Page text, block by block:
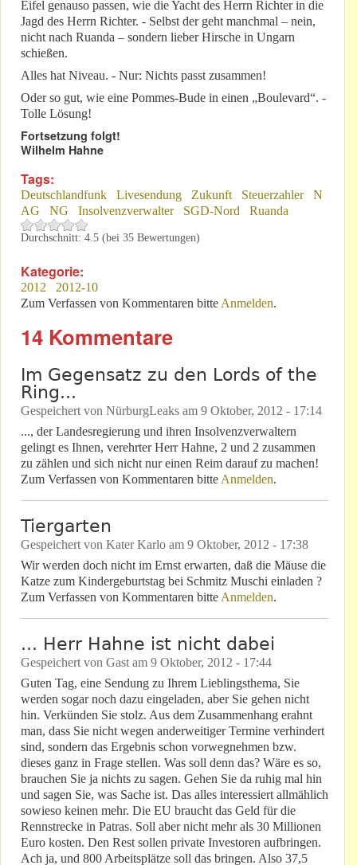
Eifel genauso passen, wie die Yacht des Herrn Richter in die
Jagd des Herrn Richter. - Selbst der geht manchmal – nein,
nicht nach Ruanda – sondern lieber Hirsche in Ungarn
schießen.
Alles hat Niveau. - Nur: Nichts passt zusammen!
Oder so gut, wie eine Pommes-Bude in einen „Boulevard“. -
Tolle Lösung!
Fortsetzung folgt!
Wilhelm Hahne
Tags:
Deutschlandfunk Livesendung Zukunft Steuerzahler
N
AG
NG Insolvenzverwalter SGD-Nord Ruanda
Durchschnitt: 4.5 (bei 35 Bewertungen)
Kategorie:
2012
2012-10
Zum Verfassen von Kommentaren bitte Anmelden.
14 Kommentare
Im Gegensatz zu den Lords of the
Ring...
Gespeichert von NürburgLeaks am 9 Oktober, 2012 - 17:14
..., der Landesregierung und ihren Insolvenzverwaltern
gelingt es Ihnen, verehrter Herr Hahne, 2 und 2 zusammen
zu zählen und sich nicht nur einen Reim darauf zu machen!
Zum Verfassen von Kommentaren bitte Anmelden.
Tiergarten
Gespeichert von Kater Karlo am 9 Oktober, 2012 - 17:38
Wir werden doch nicht im Ernst erwarten, daß die Mäuse die
Katze zum Kindergeburtstag bei Schmitz Muschi einladen ?
Zum Verfassen von Kommentaren bitte Anmelden.
... Herr Hahne ist nicht dabei
Gespeichert von Gast am 9 Oktober, 2012 - 17:44
Guten Tag, eine Sendung zu Ihrem Lieblingsthema, Sie
werden sogar noch dazu eingeladen, aber Sie gehen nicht
hin. Verkünden Sie stolz. Aus dem Zusammenhang erahnt
man, dass Sie nicht wegen anderweitiger Termine verhindert
sind, sondern das Ergebnis schon vorwegnehmen bzw.
dieses ganz in Frage stellen. Was soll denn das? Wäre es so,
brauchen Sie ja nichts zu sagen. Gehen Sie da ruhig mal hin
und sagen Sie, was Sache ist. Das alles interessiert allmählich
sowieso keinen mehr. Die EU braucht das Geld für die
Rennstrecke in Patras. Soll aber nicht mehr als 30 Millionen
Euro kosten. Den Rest sollen private Investoren aufbringen.
Ach ja, und 800 Arbeitsplätze soll das bringen. Also 37,5